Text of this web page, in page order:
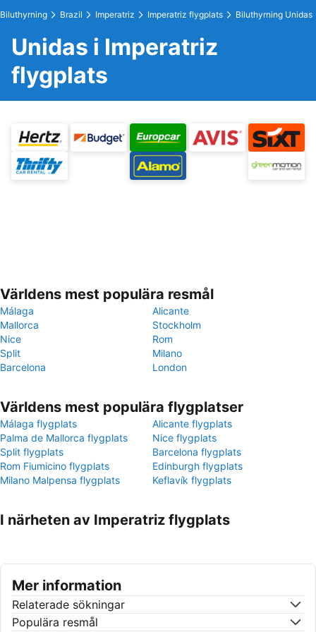
Biluthyrning Brazil Imperatriz Imperatriz flygplats Biluthyrning Unidas
Unidas i Imperatriz
flygplats
Världens mest populära resmål
Málaga
Alicante
Mallorca
Stockholm
Nice
Rom
Split
Milano
Barcelona
London
Världens mest populära flygplatser
Málaga flygplats
Alicante flygplats
Palma de Mallorca flygplats
Nice flygplats
Split flygplats
Barcelona flygplats
Rom Fiumicino flygplats
Edinburgh flygplats
Milano Malpensa flygplats
Keflavík flygplats
I närheten av Imperatriz flygplats
Mer information
Relaterade sökningar
Populära resmål